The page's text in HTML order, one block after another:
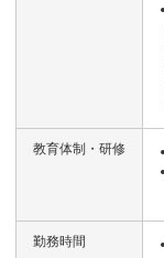
教育体制・研修
勤務時間